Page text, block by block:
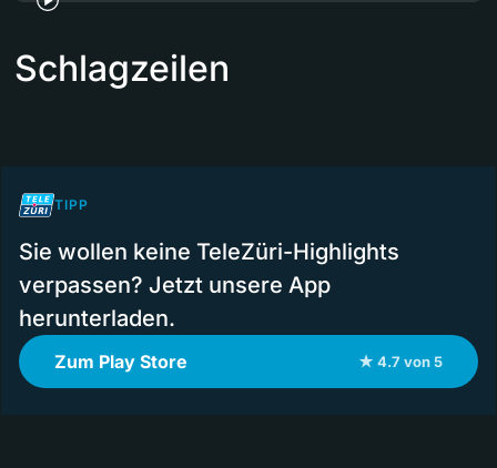
Schlagzeilen
TIPP
Sie wollen keine TeleZüri-Highlights
verpassen? Jetzt unsere App
herunterladen.
Zum Play Store ★ 4.7 von 5